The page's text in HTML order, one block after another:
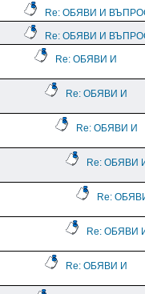
Re: ОБЯВИ И
Re: ОБЯВИ И
Re: ОБЯВИ И
Re: ОБЯВИ И
Re: ОБЯВИ И
Re: ОБЯВИ
Re:
Re: ОБЯВИ
Re: ОБЯВИ И